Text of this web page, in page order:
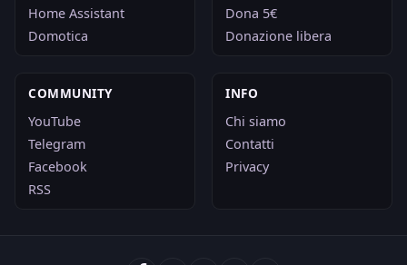
Home Assistant
Domotica
Dona 5€
Donazione libera
COMMUNITY
YouTube
Telegram
Facebook
RSS
INFO
Chi siamo
Contatti
Privacy